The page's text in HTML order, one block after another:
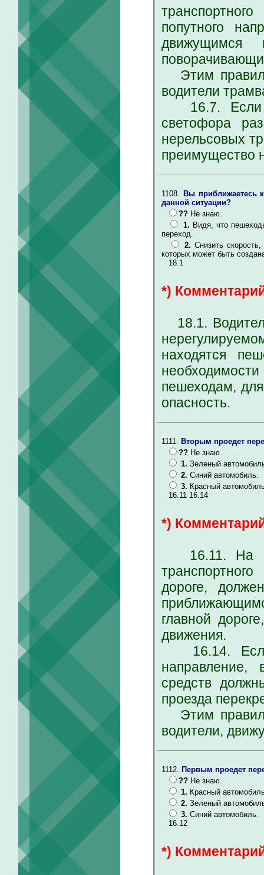
попутного
движущимся
Этим
водители
16.7. Если
светофора
нерельсовых
преимущество
1108.
Вы приближаетесь
данной ситуации?
?? Не знаю.
1. Видя, что
переход.
2. Снизить
которых может быть
18.1
*)
18.1.
находятся
пешеходам,
опасность.
1111. Вторым проедет
?? Не знаю.
1. Зеленый
2. Синий автомобиль.
3. Красный
16.11 16.14
*)
16.11. На
дороге,
главной
движения.
16.14. Если
направление,
средств
проезда
Этим
водители,
1112. Первым проедет
?? Не знаю.
1. Красный
2. Зеленый
3. Синий автомобиль.
16.12
*)